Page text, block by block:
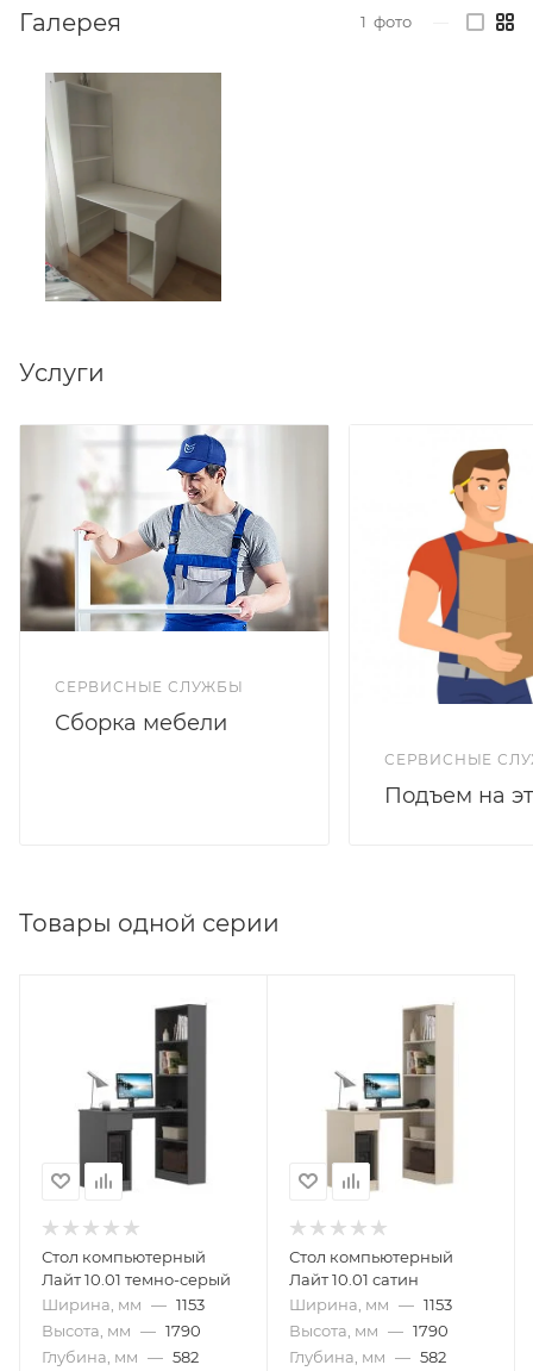
Особенностью стола является наличие тумбы с
ящиком для хранения и стеллажа. Это позволяет
удобно разместить все необходимые аксессуары и
документы, сохраняя порядок на рабочем месте.
Стол имеет угловую форму, что позволяет
сэкономить пространство и использовать его
максимально эффективно.
Важно отметить, что крепление к стене стеллажа
сборка.
Галерея 1 фото
Услуги
СЕРВИСНЫЕ СЛУЖБЫ
Сборка мебели
СЕРВИСНЫЕ
Подъем на
Товары одной серии
Стол компьютерный
Лайт 10.01 темно-серый
Ширина, мм — 1153
Высота, мм — 1790
Глубина, мм — 582
Стол компьютерный
Лайт 10.01 сатин
Ширина, мм — 1153
Высота, мм — 1790
Глубина, мм — 582